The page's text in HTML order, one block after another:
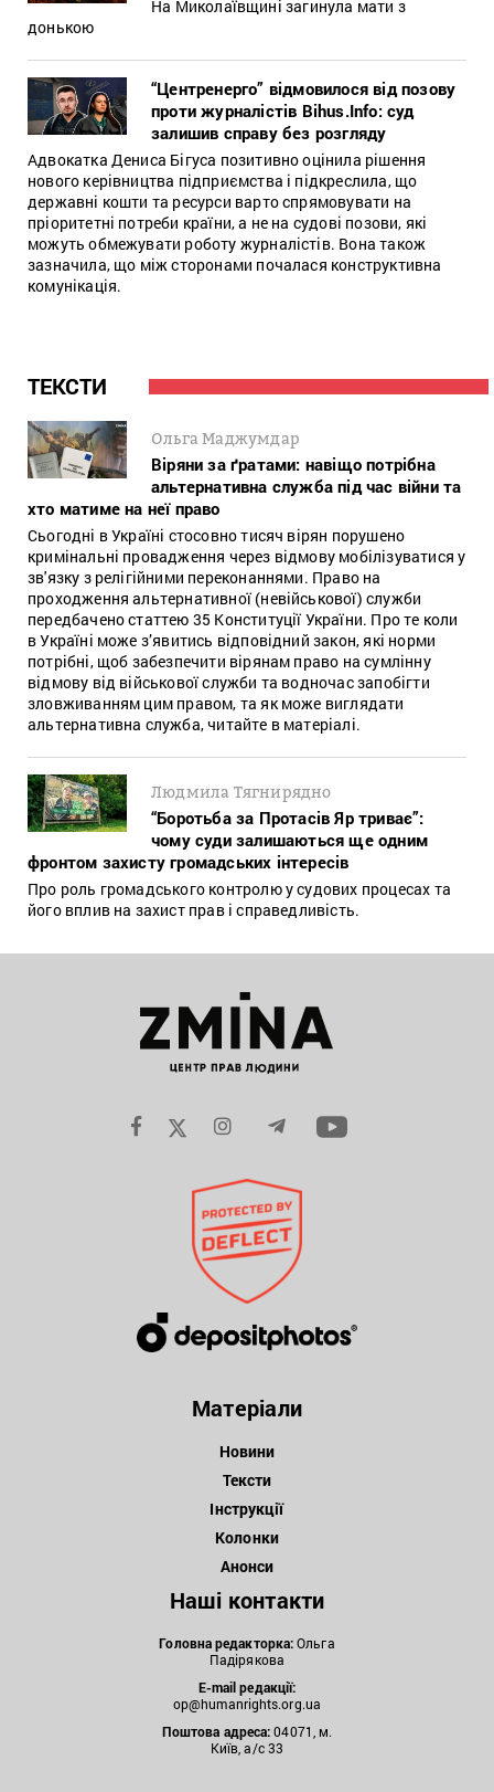
На Миколаївщині загинула мати з
донькою
“Центренерго” відмовилося від позову
проти журналістів Bihus.Info: суд
залишив справу без розгляду
Адвокатка Дениса Бігуса позитивно оцінила рішення
нового керівництва підприємства і підкреслила, що
державні кошти та ресурси варто спрямовувати на
пріоритетні потреби країни, а не на судові позови, які
можуть обмежувати роботу журналістів. Вона також
зазначила, що між сторонами почалася конструктивна
комунікація.
ТЕКСТИ
Ольга Маджумдар
Віряни за ґратами: навіщо потрібна
альтернативна служба під час війни та
хто матиме на неї право
Сьогодні в Україні стосовно тисяч вірян порушено
кримінальні провадження через відмову мобілізуватися у
зв'язку з релігійними переконаннями. Право на
проходження альтернативної (невійськової) служби
передбачено статтею 35 Конституції України. Про те коли
в Україні може з’явитись відповідний закон, які норми
потрібні, щоб забезпечити вірянам право на сумлінну
відмову від військової служби та водночас запобігти
зловживанням цим правом, та як може виглядати
альтернативна служба, читайте в матеріалі.
Людмила Тягнирядно
“Боротьба за Протасів Яр триває”:
чому суди залишаються ще одним
фронтом захисту громадських інтересів
Про роль громадського контролю у судових процесах та
його вплив на захист прав і справедливість.
Матеріали
Новини
Тексти
Інструкції
Колонки
Анонси
Наші контакти
Головна редакторка:Ольга
Падірякова
E-mail редакції:
op@humanrights.org.ua
Поштова адреса:04071, м.
Київ, а/с 33